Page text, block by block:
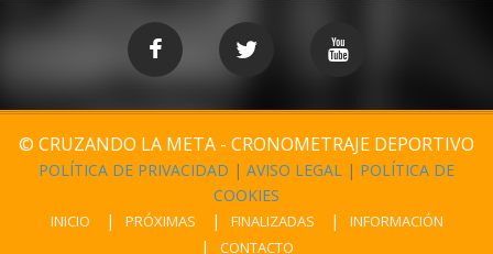
© CRUZANDO LA META - CRONOMETRAJE DEPORTIVO
POLÍTICA DE PRIVACIDAD | AVISO LEGAL | POLÍTICA DE
COOKIES
INICIO PRÓXIMAS FINALIZADAS
INFORMACIÓN
CONTACTO